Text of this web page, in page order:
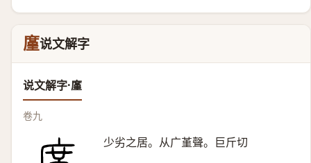
廑说文解字
说文解字·廑
卷九
少劣之居。从广堇聲。巨斤切